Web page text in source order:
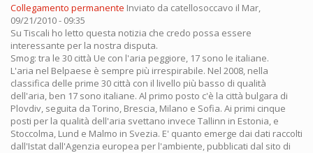
Collegamento permanente Inviato da catellosoccavo il Mar,
09/21/2010 - 09:35
Su Tiscali ho letto questa notizia che credo possa essere
interessante per la nostra disputa.
Smog: tra le 30 città Ue con l'aria peggiore, 17 sono le italiane.
L'aria nel Belpaese è sempre più irrespirabile. Nel 2008, nella
classifica delle prime 30 città con il livello più basso di qualità
dell'aria, ben 17 sono italiane. Al primo posto c'è la città bulgara di
Plovdiv, seguita da Torino, Brescia, Milano e Sofia. Ai primi cinque
posti per la qualità dell'aria svettano invece Tallinn in Estonia, e
Stoccolma, Lund e Malmo in Svezia. E' quanto emerge dai dati raccolti
dall'Istat dall'Agenzia europea per l'ambiente, pubblicati dal sito di